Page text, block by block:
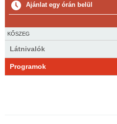
Ajánlat egy órán belül
KŐSZEG
Látnivalók
Programok